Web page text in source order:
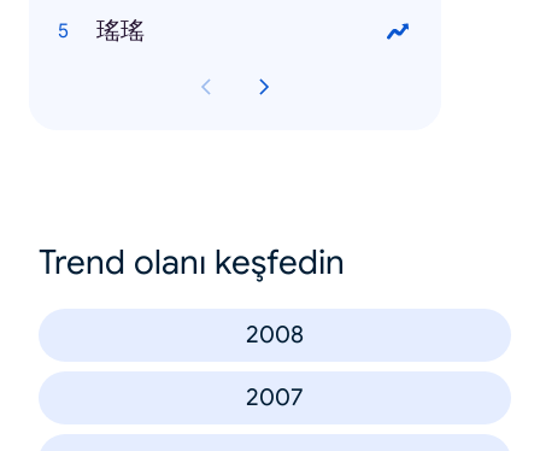
瑤瑤
Trend olanı keşfedin
2008
2007